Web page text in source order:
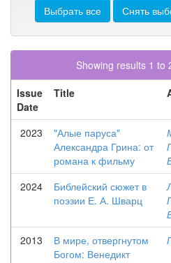
Showing results 1 to
Issue
Date
Title
2023
"Алые паруса"
Александра Грина: от
романа к фильму
2024
Библейский сюжет в
поэзии Е. А. Шварц
2013
В мире, отвергнутом
Богом: Венедикт